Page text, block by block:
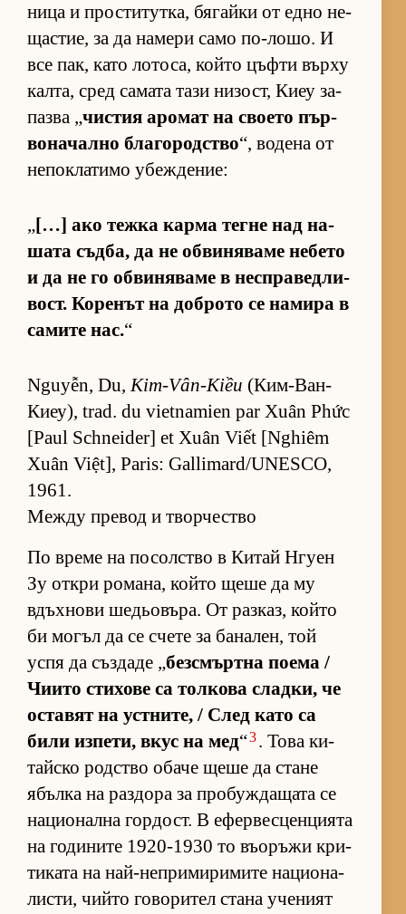
ница и прос­ти­тут­ка, бя­гайки от едно не­
щас­тие, за да на­мери само по-ло­шо. И
все пак, като ло­то­са, който цъфти върху
кал­та, сред са­мата тази ни­зост, Киеу за­
пазва „чис­тия аро­мат на сво­ето пър­
во­на­чално бла­го­род­с­тво“, во­дена от
не­пок­ла­тимо убеж­де­ние:
„[…] ако тежка карма тегне над на­
шата съд­ба, да не об­ви­ня­ваме не­бето
и да не го об­ви­ня­ваме в нес­п­ра­вед­ли­
вост. Ко­ре­нът на доб­рото се на­мира в
са­мите нас.“
Nguyễn, Du, Kim-Vân-Kiều (Ким-Ван-
Ки­еу), trad. du vietnamien par Xuân Phức
[Paul Schneider] et Xuân Viết [Nghiêm
Xuân Việt], Paris: Gallimard/UNESCO,
1961.
Между превод и творчество
По време на по­сол­с­тво в Ки­тай Нгуен
Зу от­кри ро­ма­на, който щеше да му
вдъх­нови ше­дьо­въ­ра. От раз­каз, който
би мо­гъл да се счете за ба­на­лен, той
успя да съз­даде „без­смър­тна по­ема /
Чи­ито сти­хове са тол­кова слад­ки, че
ос­та­вят на ус­т­ни­те, / След като са
били из­пе­ти, вкус на мед“3. Това ки­
тайско род­с­тво обаче щеше да стане
ябълка на раз­дора за про­буж­да­щата се
на­ци­о­нална гор­дост. В ефер­вес­цен­ци­ята
на го­ди­ните 1920-1930 то въ­о­ръжи кри­
ти­ката на най-неп­ри­ми­ри­мите на­ци­о­на­
лис­ти, чийто го­во­ри­тел стана уче­ният